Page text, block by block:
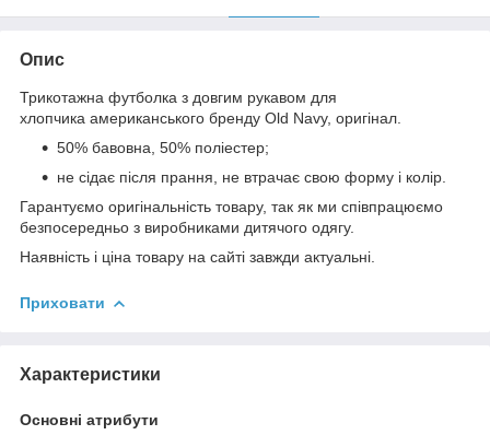
Опис
Трикотажна футболка з довгим рукавом для
хлопчика американського бренду Old Navy, оригінал.
50% бавовна, 50% поліестер;
не сідає після прання, не втрачає свою форму і колір.
Гарантуємо оригінальність товару, так як ми співпрацюємо
безпосередньо з виробниками дитячого одягу.
Наявність і ціна товару на сайті завжди актуальні.
Приховати
Характеристики
Основні атрибути